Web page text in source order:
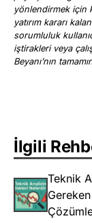
yönlendirmek için
yatırım kararı
sorumluluk
iştirakleri veya
Beyanı’nın
İlgili
Teknik